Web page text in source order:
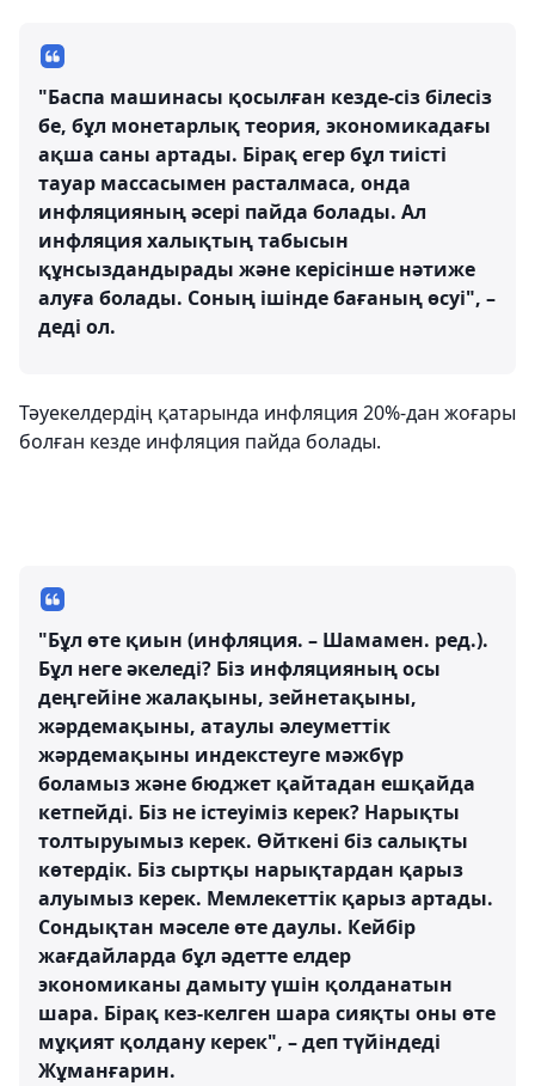
"Баспа машинасы қосылған кезде-сіз білесіз
бе, бұл монетарлық теория, экономикадағы
ақша саны артады. Бірақ егер бұл тиісті
тауар массасымен расталмаса, онда
инфляцияның әсері пайда болады. Ал
инфляция халықтың табысын
құнсыздандырады және керісінше нәтиже
алуға болады. Соның ішінде бағаның өсуі", –
деді ол.
Тәуекелдердің қатарында инфляция 20%-дан жоғары
болған кезде инфляция пайда болады.
"Бұл өте қиын (инфляция. – Шамамен. ред.).
Бұл неге әкеледі? Біз инфляцияның осы
деңгейіне жалақыны, зейнетақыны,
жәрдемақыны, атаулы әлеуметтік
жәрдемақыны индекстеуге мәжбүр
боламыз және бюджет қайтадан ешқайда
кетпейді. Біз не істеуіміз керек? Нарықты
толтыруымыз керек. Өйткені біз салықты
көтердік. Біз сыртқы нарықтардан қарыз
алуымыз керек. Мемлекеттік қарыз артады.
Сондықтан мәселе өте даулы. Кейбір
жағдайларда бұл әдетте елдер
экономиканы дамыту үшін қолданатын
шара. Бірақ кез-келген шара сияқты оны өте
мұқият қолдану керек", – деп түйіндеді
Жұманғарин.